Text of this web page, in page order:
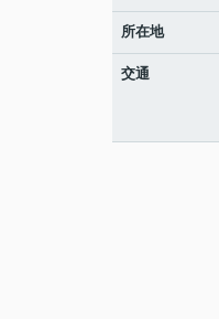
所在地
交通